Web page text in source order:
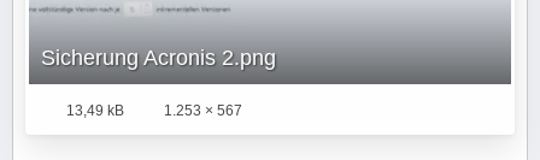
Sicherung Acronis 2.png
13,49 kB 1.253 × 567